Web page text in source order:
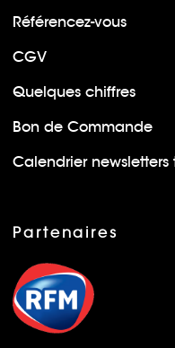
Référencez-vous
CGV
Quelques chiffres
Bon de Commande
Calendrier newsletters
Partenaires